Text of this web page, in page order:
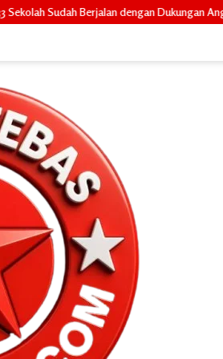
Dukungan Anggaran Rp18 Miliar